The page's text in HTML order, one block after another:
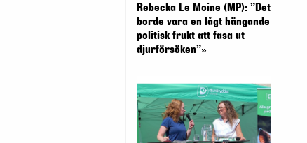
Rebecka Le Moine (MP): ”Det
borde vara en lågt hängande
politisk frukt att fasa ut
djurförsöken”»